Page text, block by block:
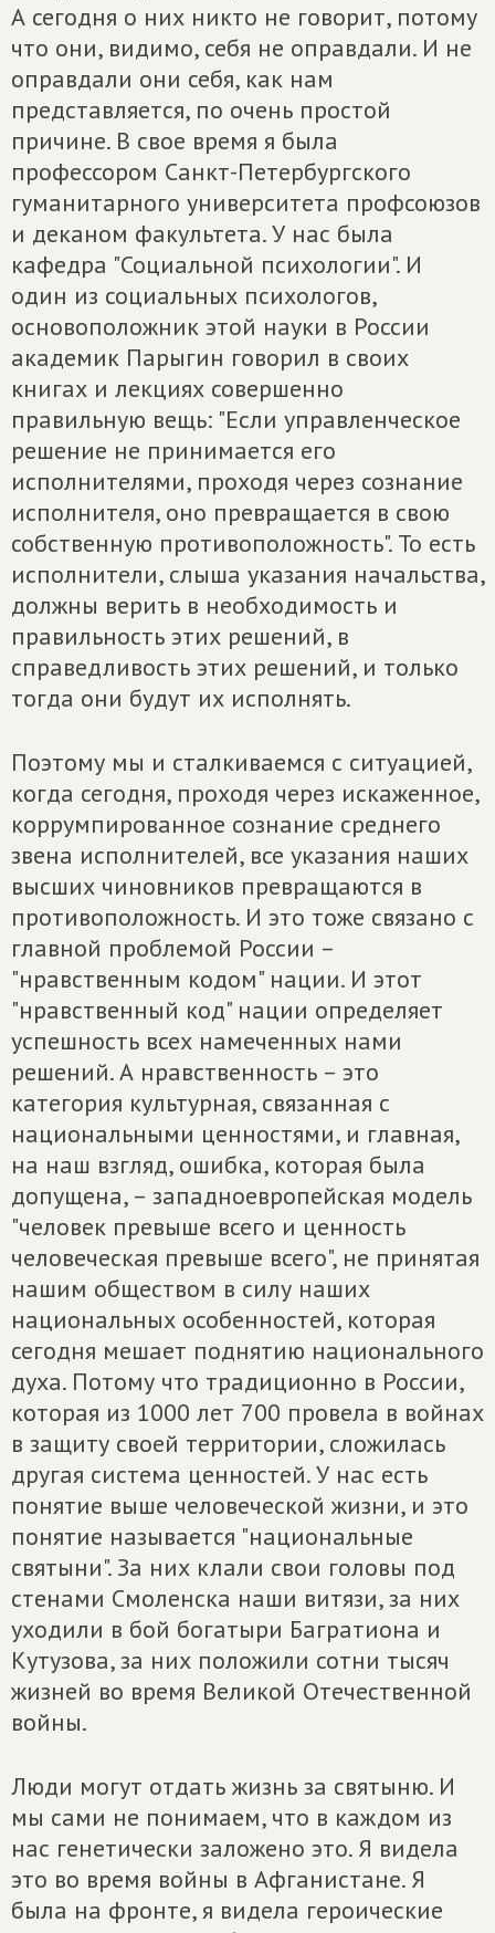
А сегодня о них никто не говорит, потому
что они, видимо, себя не оправдали. И не
оправдали они себя, как нам
представляется, по очень простой
причине. В свое время я была
профессором Санкт-Петербургского
гуманитарного университета профсоюзов
и деканом факультета. У нас была
кафедра "Социальной психологии". И
один из социальных психологов,
основоположник этой науки в России
академик Парыгин говорил в своих
книгах и лекциях совершенно
правильную вещь: "Если управленческое
решение не принимается его
исполнителями, проходя через сознание
исполнителя, оно превращается в свою
собственную противоположность". То есть
исполнители, слыша указания начальства,
должны верить в необходимость и
правильность этих решений, в
справедливость этих решений, и только
тогда они будут их исполнять.
Поэтому мы и сталкиваемся с ситуацией,
когда сегодня, проходя через искаженное,
коррумпированное сознание среднего
звена исполнителей, все указания наших
высших чиновников превращаются в
противоположность. И это тоже связано с
главной проблемой России –
"нравственным кодом" нации. И этот
"нравственный код" нации определяет
успешность всех намеченных нами
решений. А нравственность – это
категория культурная, связанная с
национальными ценностями, и главная,
на наш взгляд, ошибка, которая была
допущена, – западноевропейская модель
"человек превыше всего и ценность
человеческая превыше всего", не принятая
нашим обществом в силу наших
национальных особенностей, которая
сегодня мешает поднятию национального
духа. Потому что традиционно в России,
которая из 1000 лет 700 провела в войнах
в защиту своей территории, сложилась
другая система ценностей. У нас есть
понятие выше человеческой жизни, и это
понятие называется "национальные
святыни". За них клали свои головы под
стенами Смоленска наши витязи, за них
уходили в бой богатыри Багратиона и
Кутузова, за них положили сотни тысяч
жизней во время Великой Отечественной
войны.
Люди могут отдать жизнь за святыню. И
мы сами не понимаем, что в каждом из
нас генетически заложено это. Я видела
это во время войны в Афганистане. Я
была на фронте, я видела героические